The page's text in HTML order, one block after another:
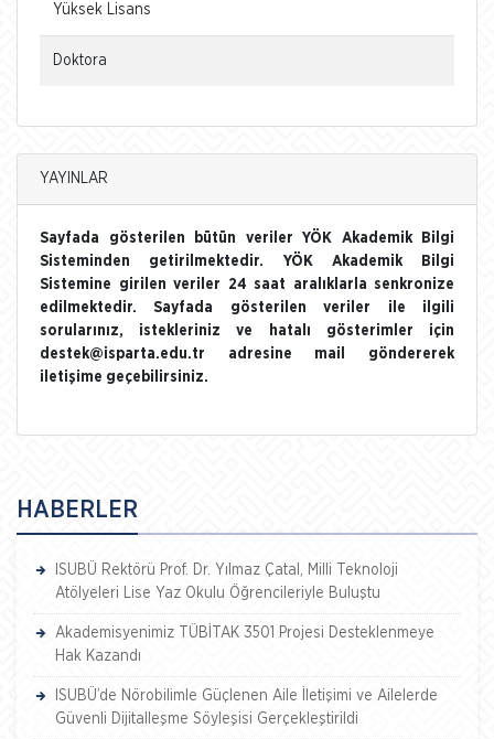
Yüksek Lisans
Doktora
YAYINLAR
Sayfada gösterilen bütün veriler YÖK Akademik Bilgi
Sisteminden getirilmektedir. YÖK Akademik Bilgi
Sistemine girilen veriler 24 saat aralıklarla senkronize
edilmektedir. Sayfada gösterilen veriler ile ilgili
sorularınız, istekleriniz ve hatalı gösterimler için
destek@isparta.edu.tr adresine mail göndererek
iletişime geçebilirsiniz.
HABERLER
ISUBÜ Rektörü Prof. Dr. Yılmaz Çatal, Milli Teknoloji
Atölyeleri Lise Yaz Okulu Öğrencileriyle Buluştu
Akademisyenimiz TÜBİTAK 3501 Projesi Desteklenmeye
Hak Kazandı
ISUBÜ’de Nörobilimle Güçlenen Aile İletişimi ve Ailelerde
Güvenli Dijitalleşme Söyleşisi Gerçekleştirildi